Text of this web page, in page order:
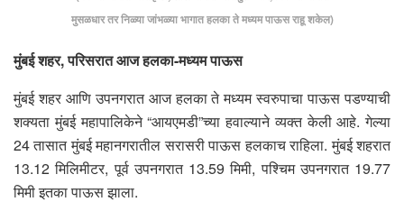
मुसळधार तर निळ्या जांभळ्या भागात हलका ते मध्यम पाऊस राहू शकेल)
मुंबई शहर, परिसरात आज हलका-मध्यम पाऊस
मुंबई शहर आणि उपनगरात आज हलका ते मध्यम स्वरुपाचा पाऊस पडण्याची
शक्यता मुंबई महापालिकेने “आयएमडी”च्या हवाल्याने व्यक्त केली आहे. गेल्या
24 तासात मुंबई महानगरातील सरासरी पाऊस हलकाच राहिला. मुंबई शहरात
13.12 मिलिमीटर, पूर्व उपनगरात 13.59 मिमी, पश्चिम उपनगरात 19.77
मिमी इतका पाऊस झाला.